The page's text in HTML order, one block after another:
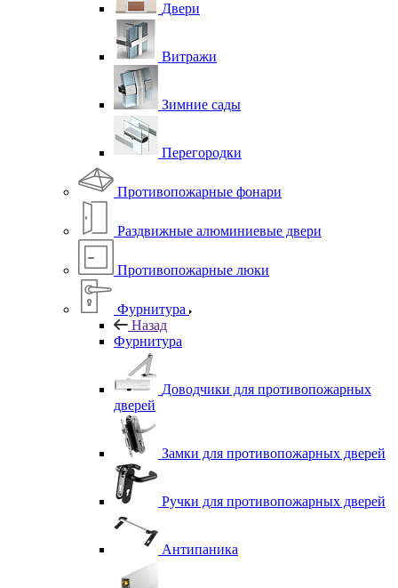
Двери
Витражи
Зимние сады
Перегородки
Противопожарные фонари
Раздвижные алюминиевые двери
Противопожарные люки
Фурнитура
Назад
Фурнитура
Доводчики для противопожарных
дверей
Замки для противопожарных дверей
Ручки для противопожарных дверей
Антипаника